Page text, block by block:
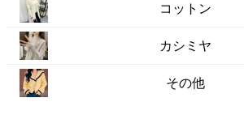
コットン
カシミヤ
その他